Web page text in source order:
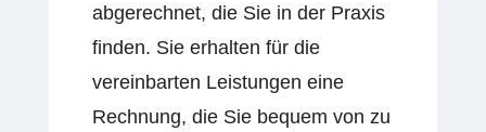
abgerechnet, die Sie in der Praxis
finden. Sie erhalten für die
vereinbarten Leistungen eine
Rechnung, die Sie bequem von zu